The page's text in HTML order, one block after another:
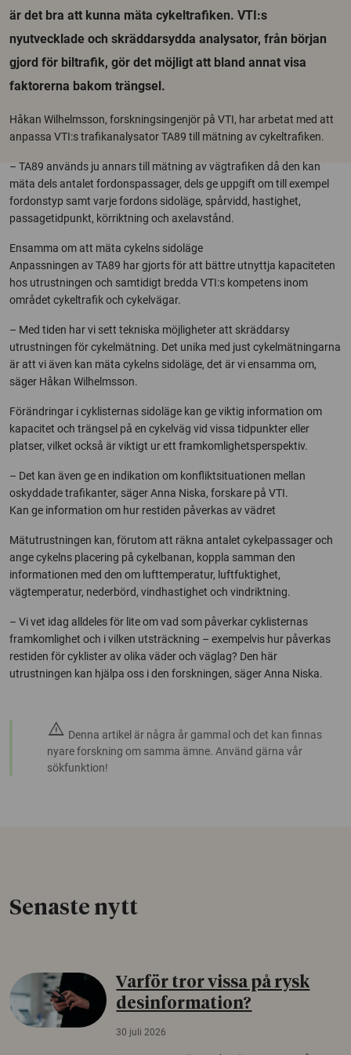
är det bra att kunna mäta cykeltrafiken. VTI:s
nyutvecklade och skräddarsydda analysator, från början
gjord för biltrafik, gör det möjligt att bland annat visa
faktorerna bakom trängsel.
Håkan Wilhelmsson, forskningsingenjör på VTI, har arbetat med att
anpassa VTI:s trafikanalysator TA89 till mätning av cykeltrafiken.
– TA89 används ju annars till mätning av vägtrafiken då den kan
mäta dels antalet fordonspassager, dels ge uppgift om till exempel
fordonstyp samt varje fordons sidoläge, spårvidd, hastighet,
passagetidpunkt, körriktning och axelavstånd.
Ensamma om att mäta cykelns sidoläge
Anpassningen av TA89 har gjorts för att bättre utnyttja kapaciteten
hos utrustningen och samtidigt bredda VTI:s kompetens inom
området cykeltrafik och cykelvägar.
– Med tiden har vi sett tekniska möjligheter att skräddarsy
utrustningen för cykelmätning. Det unika med just cykelmätningarna
är att vi även kan mäta cykelns sidoläge, det är vi ensamma om,
säger Håkan Wilhelmsson.
Förändringar i cyklisternas sidoläge kan ge viktig information om
kapacitet och trängsel på en cykelväg vid vissa tidpunkter eller
platser, vilket också är viktigt ur ett framkomlighetsperspektiv.
– Det kan även ge en indikation om konfliktsituationen mellan
oskyddade trafikanter, säger Anna Niska, forskare på VTI.
Kan ge information om hur restiden påverkas av vädret
Mätutrustningen kan, förutom att räkna antalet cykelpassager och
ange cykelns placering på cykelbanan, koppla samman den
informationen med den om lufttemperatur, luftfuktighet,
vägtemperatur, nederbörd, vindhastighet och vindriktning.
– Vi vet idag alldeles för lite om vad som påverkar cyklisternas
framkomlighet och i vilken utsträckning – exempelvis hur påverkas
restiden för cyklister av olika väder och väglag? Den här
utrustningen kan hjälpa oss i den forskningen, säger Anna Niska.
warning Denna artikel är några år gammal och det kan finnas
nyare forskning om samma ämne. Använd gärna vår
sökfunktion!
Senaste nytt
Varför tror vissa på rysk
desinformation?
30 juli 2026